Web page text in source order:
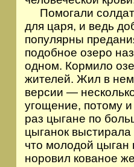
Помогали
для царя, и ведь
популярны
подобное озеро
одном. Кормило
жителей. Жил в
версии —
угощение, потому
раз цыгане по
цыганок выстирала
что молодой цыган
норовил кованое